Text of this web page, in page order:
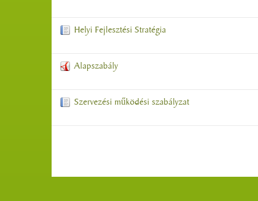
Helyi Fejlesztési Stratégia
Alapszabály
Szervezési működési szabályzat